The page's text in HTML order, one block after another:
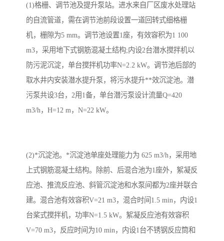
(1)格栅、调节池及提升泵站。进水来自厂区废水处理站
的自流管道，需在调节池前段设置一道回转式细格栅
机，栅隙为5 mm。调节池设置1座，有效容积为1 100
m3，采用地下式钢筋混凝土结构;内设2台潜水搅拌机以
防污泥沉淀，单台搅拌机功率N=2.2 kW。调节池后部的
取水井内安装潜水提升泵，将污水提升**效沉淀池。潜
污泵共设3台，2用1备，单台潜污泵设计流量Q=420
m3/h，H=12 m，N=22 kW。
(2)*沉淀池。*沉淀池单座处理能力为 625 m3/h，采用地
上式钢筋混凝土结构。除前、后混合池为1座外，絮凝反
应池、推流反应池、斜管沉淀池和水泵间都为2座并联合
建。混合池有效容积V=21 m3，混合时间1.5 min，内设1
台桨式搅拌机，功率N=1.5 kW。絮凝反应池有效容积
V=70 m3，反应时间为10 min，内设1台不锈钢反应筒和